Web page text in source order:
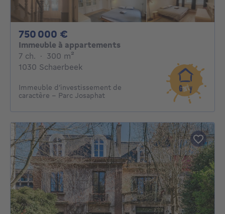
750 000 €
Immeuble à appartements
7 ch. 7 chambres
· 300 m²
1030 Schaerbeek
Immeuble d’investissement de
caractère – Parc Josaphat